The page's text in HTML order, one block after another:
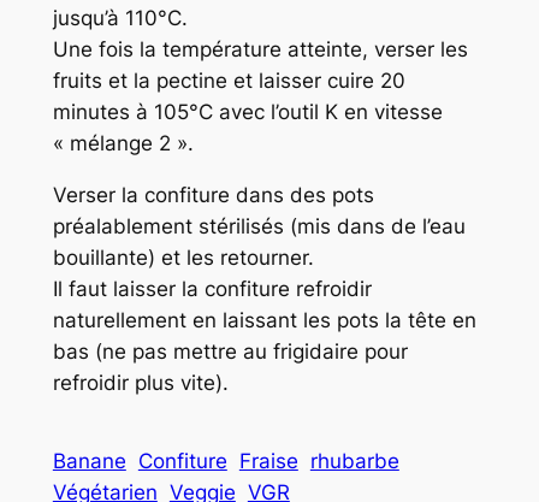
jusqu’à 110°C.
Une fois la température atteinte, verser les
fruits et la pectine et laisser cuire 20
minutes à 105°C avec l’outil K en vitesse
« mélange 2 ».
Verser la confiture dans des pots
préalablement stérilisés (mis dans de l’eau
bouillante) et les retourner.
Il faut laisser la confiture refroidir
naturellement en laissant les pots la tête en
bas (ne pas mettre au frigidaire pour
refroidir plus vite).
Banane Confiture Fraise rhubarbe
Végétarien Veggie VGR